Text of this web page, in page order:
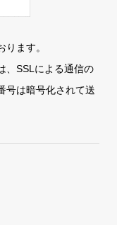
ます。
、SSLによる通信の
号は暗号化されて送